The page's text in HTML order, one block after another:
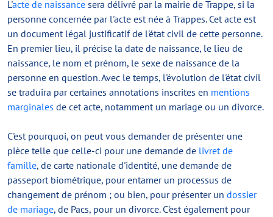
L'acte de naissance sera délivré par la mairie de Trappe, si la
personne concernée par l'acte est née à Trappes. Cet acte est
un document légal justificatif de l'état civil de cette personne.
En premier lieu, il précise la date de naissance, le lieu de
naissance, le nom et prénom, le sexe de naissance de la
personne en question. Avec le temps, l'évolution de l'état civil
se traduira par certaines annotations inscrites en mentions
marginales de cet acte, notamment un mariage ou un divorce.
C'est pourquoi, on peut vous demander de présenter une
pièce telle que celle-ci pour une demande de livret de
famille, de carte nationale d'identité, une demande de
passeport biométrique, pour entamer un processus de
changement de prénom ; ou bien, pour présenter un dossier
de mariage, de Pacs, pour un divorce. C'est également pour